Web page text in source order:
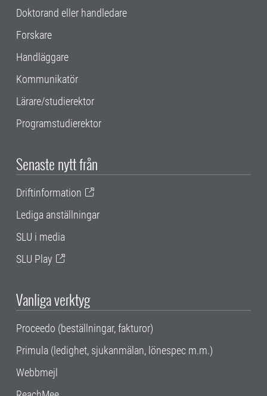
Doktorand eller handledare
Forskare
Handläggare
Kommunikatör
Lärare/studierektor
Programstudierektor
Senaste nytt från
Driftinformation
Lediga anställningar
SLU i media
SLU Play
Vanliga verktyg
Proceedo (beställningar, fakturor)
Primula (ledighet, sjukanmälan, lönespec m.m.)
Webbmejl